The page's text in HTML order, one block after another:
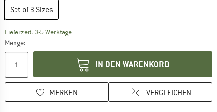
Set of 3 Sizes
Lieferzeit: 3-5 WerktageDer Link öffnet sich in einer Infobox und
Menge:
IN DEN WARENKORB
MERKEN VERGLEICHEN